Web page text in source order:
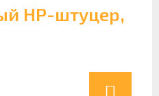
НР-штуцер,